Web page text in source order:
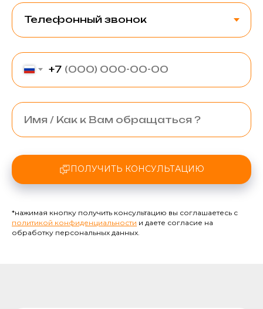
+7
ПОЛУЧИТЬ КОНСУЛЬТАЦИЮ
*нажимая кнопку получить консультацию вы соглашаетесь с
политикой конфиденциальности и даете согласие на
обработку персональных данных.